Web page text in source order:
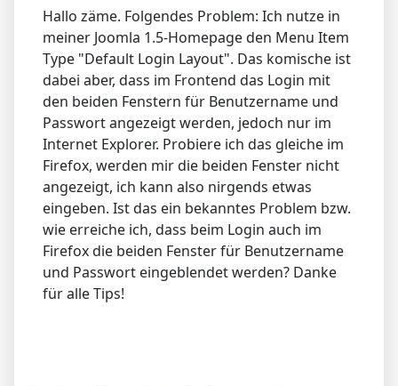
Hallo zäme. Folgendes Problem: Ich nutze in
meiner Joomla 1.5-Homepage den Menu Item
Type "Default Login Layout". Das komische ist
dabei aber, dass im Frontend das Login mit
den beiden Fenstern für Benutzername und
Passwort angezeigt werden, jedoch nur im
Internet Explorer. Probiere ich das gleiche im
Firefox, werden mir die beiden Fenster nicht
angezeigt, ich kann also nirgends etwas
eingeben. Ist das ein bekanntes Problem bzw.
wie erreiche ich, dass beim Login auch im
Firefox die beiden Fenster für Benutzername
und Passwort eingeblendet werden? Danke
für alle Tips!